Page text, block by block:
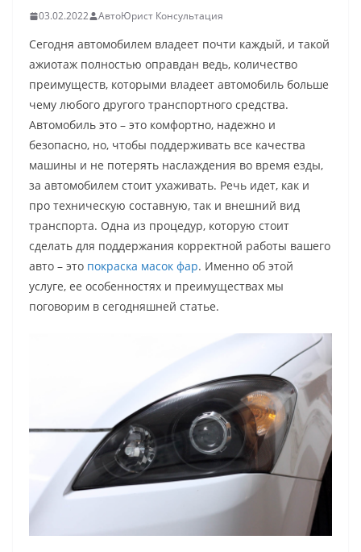
03.02.2022 АвтоЮрист Консультация
Сегодня автомобилем владеет почти каждый, и такой
ажиотаж полностью оправдан ведь, количество
преимуществ, которыми владеет автомобиль больше
чему любого другого транспортного средства.
Автомобиль это – это комфортно, надежно и
безопасно, но, чтобы поддерживать все качества
машины и не потерять наслаждения во время езды,
за автомобилем стоит ухаживать. Речь идет, как и
про техническую составную, так и внешний вид
транспорта. Одна из процедур, которую стоит
сделать для поддержания корректной работы вашего
авто – это покраска масок фар. Именно об этой
услуге, ее особенностях и преимуществах мы
поговорим в сегодняшней статье.